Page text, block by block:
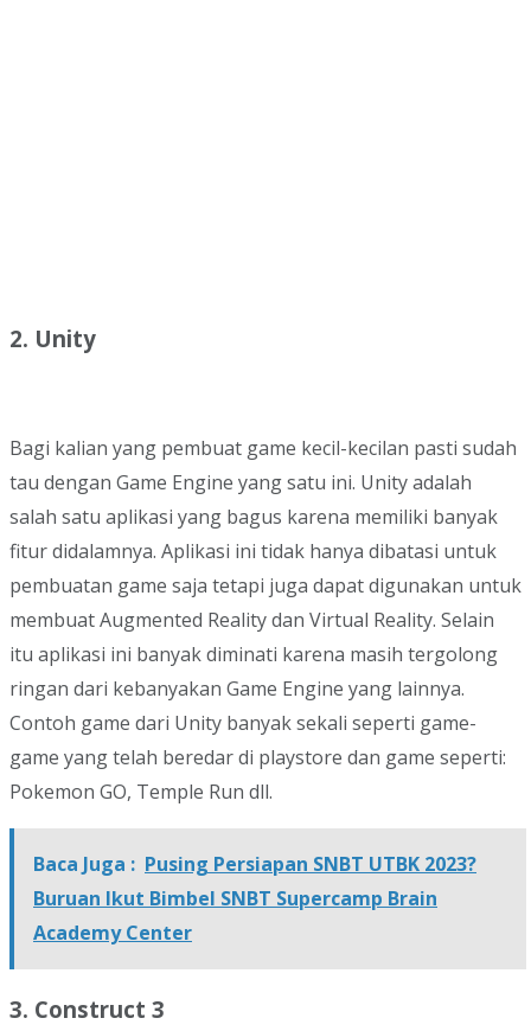
2. Unity
Bagi kalian yang pembuat game kecil-kecilan pasti sudah
tau dengan Game Engine yang satu ini. Unity adalah
salah satu aplikasi yang bagus karena memiliki banyak
fitur didalamnya. Aplikasi ini tidak hanya dibatasi untuk
pembuatan game saja tetapi juga dapat digunakan untuk
membuat Augmented Reality dan Virtual Reality. Selain
itu aplikasi ini banyak diminati karena masih tergolong
ringan dari kebanyakan Game Engine yang lainnya.
Contoh game dari Unity banyak sekali seperti game-
game yang telah beredar di playstore dan game seperti:
Pokemon GO, Temple Run dll.
Baca Juga : Pusing Persiapan SNBT UTBK 2023?
Buruan Ikut Bimbel SNBT Supercamp Brain
Academy Center
3. Construct 3